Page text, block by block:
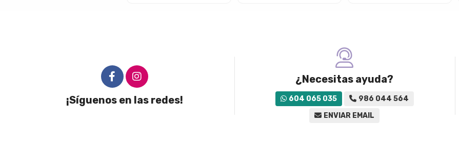
¡Síguenos en las redes!
¿Necesitas ayuda?
604 065 035
986 044 564
ENVIAR EMAIL